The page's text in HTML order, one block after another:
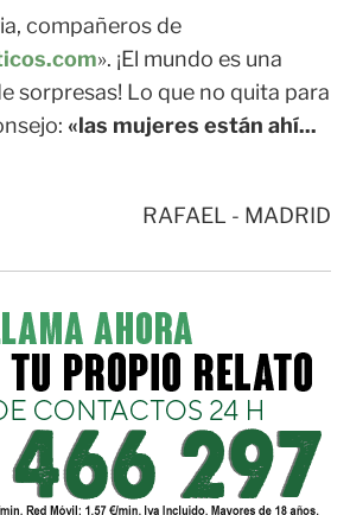
compañeros de
». ¡El mundo es una
sorpresas! Lo que no quita para
«las mujeres están ahí...
RAFAEL - MADRID